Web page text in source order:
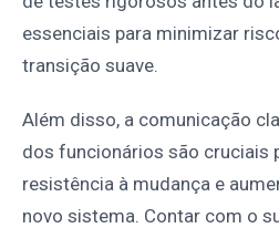
essenciais para minimizar
transição suave.
Além disso, a comunicação
dos funcionários são cruciais
resistência à mudança e
novo sistema. Contar com o